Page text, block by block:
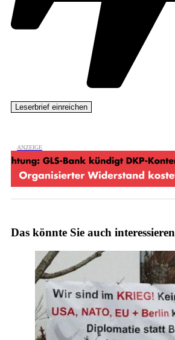
Das könnte Sie auch interessieren